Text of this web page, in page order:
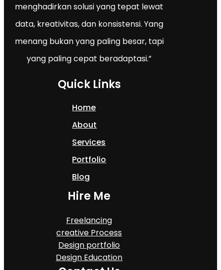
menghadirkan solusi yang tepat lewat
data, kreativitas, dan konsistensi. Yang
menang bukan yang paling besar, tapi
yang paling cepat beradaptasi.”
Quick Links
Home
About
Services
Portfolio
Blog
Hire Me
Freelancing
creative Process
Design portfolio
Design Education